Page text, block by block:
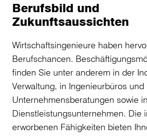
Berufsbild und
Zukunftsaussichten
Wirtschaftsingenieure haben
Berufschancen.
finden Sie unter anderem in der
Verwaltung, in Ingenieurbüros und
Unternehmensberatungen sowie in
Dienstleistungsunternehmen. Die
erworbenen Fähigkeiten bieten